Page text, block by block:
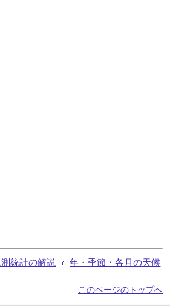
統計の解説 年・季節・各月の天候
このページのトップへ